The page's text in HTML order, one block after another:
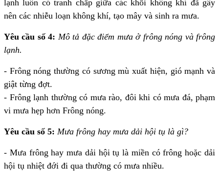
lạnh luôn có tranh chấp giữa các khối không khí đã gây
nên các nhiễu loạn không khí, tạo mây và sinh ra mưa.
Yêu cầu số 4: Mô tả đặc điểm mưa ở frông nóng và frông
lạnh.
- Frông nóng thường có sương mù xuất hiện, gió mạnh và
giật từng đợt.
- Frông lạnh thường có mưa rào, đôi khi có mưa đá, phạm
vi mưa hẹp hơn Frông nóng.
Yêu cầu số 5: Mưa frông hay mưa dải hội tụ là gì?
- Mưa frông hay mưa dải hội tụ là miền có frông hoặc dải
hội tụ nhiệt đới đi qua thường có mưa nhiều.